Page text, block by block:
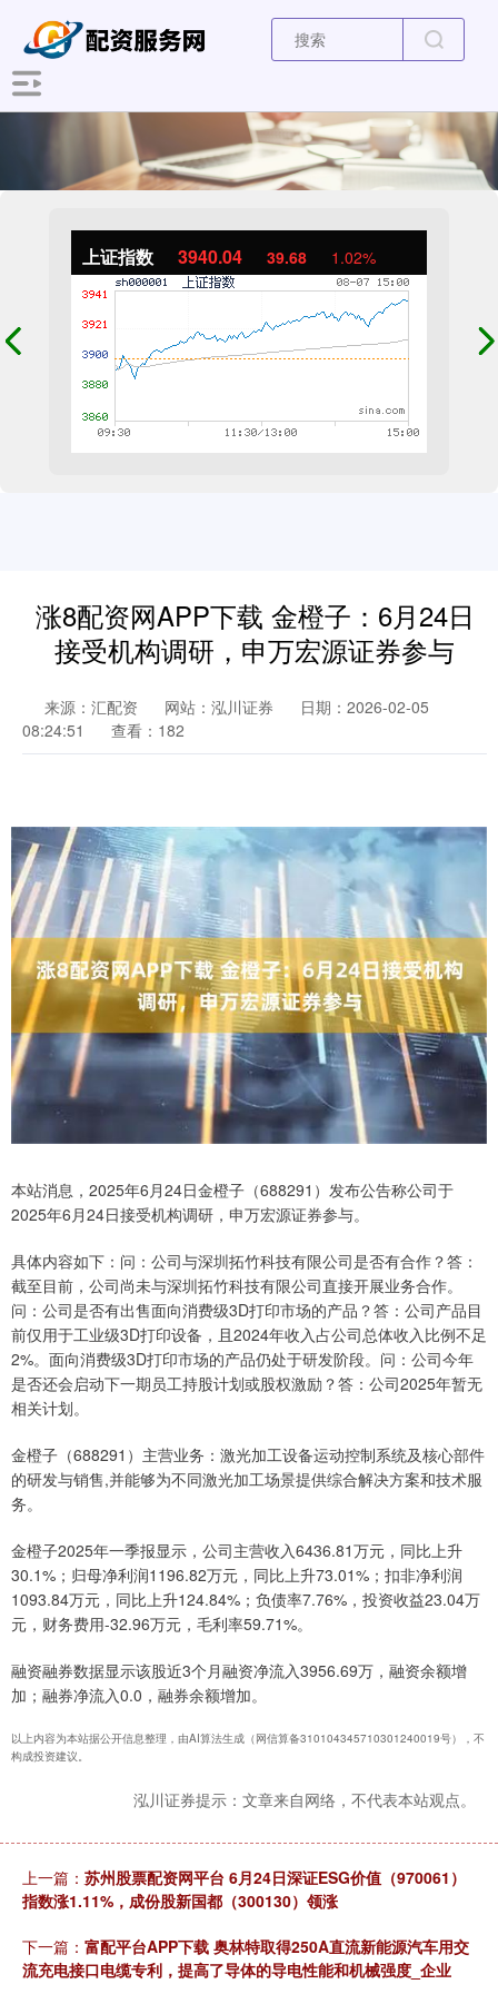
上证指数 3940.04 39.68 1.02%
涨8配资网APP下载 金橙子：6月24日
接受机构调研，申万宏源证券参与
来源：汇配资 网站：泓川证券
日期：2026-02-05
08:24:51
查看：182
本站消息，2025年6月24日金橙子（688291）发布公告称公司于
2025年6月24日接受机构调研，申万宏源证券参与。
具体内容如下：问：公司与深圳拓竹科技有限公司是否有合作？答：
截至目前，公司尚未与深圳拓竹科技有限公司直接开展业务合作。
问：公司是否有出售面向消费级3D打印市场的产品？答：公司产品目
前仅用于工业级3D打印设备，且2024年收入占公司总体收入比例不足
2%。面向消费级3D打印市场的产品仍处于研发阶段。问：公司今年
是否还会启动下一期员工持股计划或股权激励？答：公司2025年暂无
相关计划。
金橙子（688291）主营业务：激光加工设备运动控制系统及核心部件
的研发与销售,并能够为不同激光加工场景提供综合解决方案和技术服
务。
金橙子2025年一季报显示，公司主营收入6436.81万元，同比上升
30.1%；归母净利润1196.82万元，同比上升73.01%；扣非净利润
1093.84万元，同比上升124.84%；负债率7.76%，投资收益23.04万
元，财务费用-32.96万元，毛利率59.71%。
融资融券数据显示该股近3个月融资净流入3956.69万，融资余额增
加；融券净流入0.0，融券余额增加。
以上内容为本站据公开信息整理，由AI算法生成（网信算备310104345710301240019号），不
构成投资建议。
泓川证券提示：文章来自网络，不代表本站观点。
上一篇： 苏州股票配资网平台 6月24日深证ESG价值（970061）
指数涨1.11%，成份股新国都（300130）领涨
下一篇： 富配平台APP下载 奥林特取得250A直流新能源汽车用交
流充电接口电缆专利，提高了导体的导电性能和机械强度_企业